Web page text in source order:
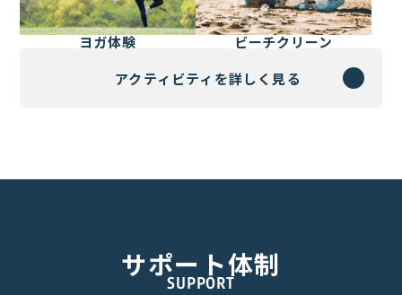
ヨガ体験
ビーチクリーン
アクティビティを詳しく見る
サポート体制
SUPPORT